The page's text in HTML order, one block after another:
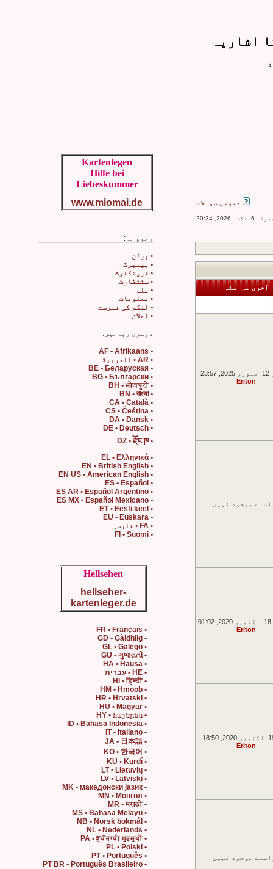
اشاریہ
عمومی سوالات
20:34
آخری مراسلہ
Eriton
موجود نہیں
Eriton
Eriton
موجود نہیں
Kartenlegen
Hilfe bei
Liebeskummer
www.miomai.de
رجوع بہ:
• برلن
• ہیمبرگ
• فرینکفرٹ
• سٹٹگارٹ
• علم
• معلومات
• لنکس کی فہرست
• اعلان
دوسری زبانیں:
• AF • Afrikaans
• AR • العربية
• BE • Беларуская
• BG • Български
• BH • भोजपुरी
• BN • বাংলা
• CA • Català
• CS • Čeština
• DA • Dansk
• DE • Deutsch
• DZ • རྫོང་ཁ
• EL • Ελληνικά
• EN • British English
• EN US • American English
• ES • Español
• ES AR • Español Argentino
• ES MX • Español Mexicano
• ET • Eesti keel
• EU • Euskara
• FA • فارسی
• FI • Suomi
Hellsehen
hellseher-
kartenleger.de
• FR • Français
• GD • Gàidhlig
• GL • Galego
• GU • ગુજરાતી
• HA • Hausa
• HE • עברית
• HI • हिन्दी
• HM • Hmoob
• HR • Hrvatski
• HU • Magyar
• HY • հայերեն
• ID • Bahasa Indonesia
• IT • Italiano
• JA • 日本語
• KO • 한국어
• KU • Kurdî
• LT • Lietuvių
• LV • Latviski
• MK • македонски јазик
• MN • Монгол
• MR • मराठी
• MS • Bahasa Melayu
• NB • Norsk bokmål
• NL • Nederlands
• PA • हਪੰਜਾਬੀ ਗੁਰਮੁਖੀ
• PL • Polski
• PT • Português
• PT BR • Português Brasileiro